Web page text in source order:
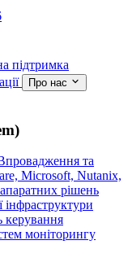
підтримка
Про нас
та
Microsoft, Nutanix,
рішень
інфраструктури
керування
моніторингу